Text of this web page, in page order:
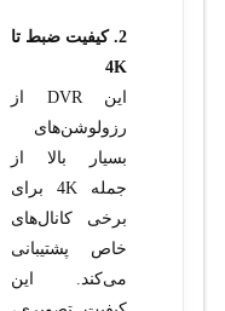
2. کیفیت ضبط تا
4K
این DVR از
رزولوشن‌های
بسیار بالا از
جمله 4K برای
برخی کانال‌های
خاص پشتیبانی
می‌کند. این